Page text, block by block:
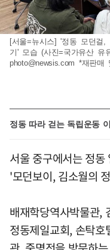
[서울=뉴시스] '정동 모던걸
기' 모습 (사진=국가유산 유
photo@newsis.com *재판매
정동 따라 걷는 독립운동
서울 중구에서는 정
'모던보이, 김소월의
배재학당역사박물관,
정동제일교회, 손탁